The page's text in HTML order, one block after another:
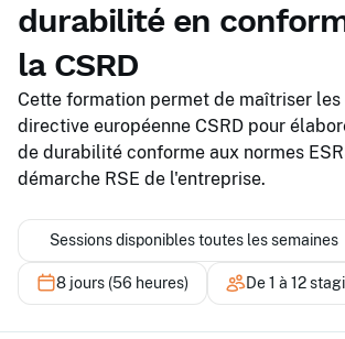
durabilité en
la CSRD
Cette formation permet de maîtriser les
directive européenne CSRD pour
de durabilité conforme aux normes
démarche RSE de l'entreprise.
Sessions disponibles toutes les semaines
8 jours (56 heures) De 1 à 12